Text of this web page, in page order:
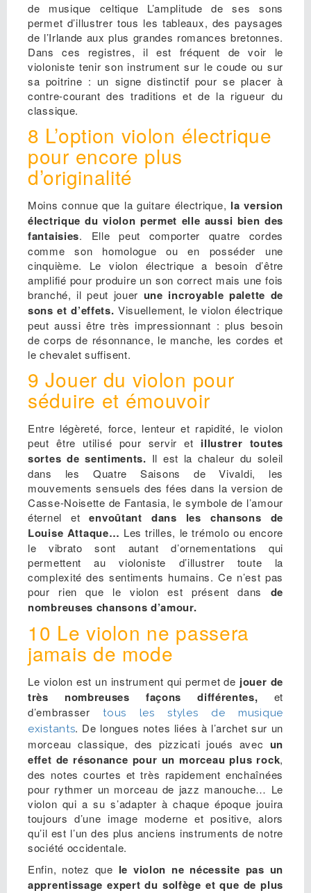
de musique celtique L’amplitude de ses sons
permet d’illustrer tous les tableaux, des paysages
de l’Irlande aux plus grandes romances bretonnes.
Dans ces registres, il est fréquent de voir le
violoniste tenir son instrument sur le coude ou sur
sa poitrine : un signe distinctif pour se placer à
contre-courant des traditions et de la rigueur du
classique.
8 L’option violon électrique
pour encore plus
d’originalité
Moins connue que la guitare électrique, la version
électrique du violon permet elle aussi bien des
fantaisies. Elle peut comporter quatre cordes
comme son homologue ou en posséder une
cinquième. Le violon électrique a besoin d’être
amplifié pour produire un son correct mais une fois
branché, il peut jouer une incroyable palette de
sons et d’effets. Visuellement, le violon électrique
peut aussi être très impressionnant : plus besoin
de corps de résonnance, le manche, les cordes et
le chevalet suffisent.
9 Jouer du violon pour
séduire et émouvoir
Entre légèreté, force, lenteur et rapidité, le violon
peut être utilisé pour servir et illustrer toutes
sortes de sentiments. Il est la chaleur du soleil
dans les Quatre Saisons de Vivaldi, les
mouvements sensuels des fées dans la version de
Casse-Noisette de Fantasia, le symbole de l’amour
éternel etenvoûtant dans les chansons de
Louise Attaque… Les trilles, le trémolo ou encore
le vibrato sont autant d’ornementations qui
permettent au violoniste d’illustrer toute la
complexité des sentiments humains. Ce n’est pas
pour rien que le violon est présent dans de
nombreuses chansons d’amour.
10 Le violon ne passera
jamais de mode
Le violon est un instrument qui permet de jouer de
très nombreuses façons différentes, et
d’embrassertous les styles de musique
existants. De longues notes liées à l’archet sur un
morceau classique, des pizzicati joués avec un
effet de résonance pour un morceau plus rock,
des notes courtes et très rapidement enchaînées
pour rythmer un morceau de jazz manouche… Le
violon qui a su s’adapter à chaque époque jouira
toujours d’une image moderne et positive, alors
qu’il est l’un des plus anciens instruments de notre
société occidentale.
Enfin, notez que le violon ne nécessite pas un
apprentissage expert du solfège et que de plus